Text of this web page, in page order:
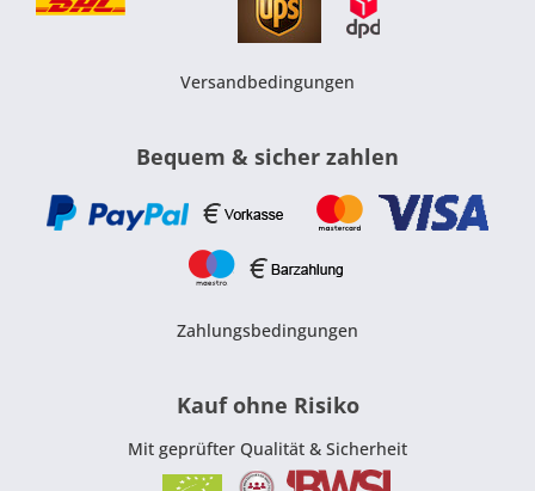
Versandbedingungen
Bequem & sicher zahlen
Zahlungsbedingungen
Kauf ohne Risiko
Mit geprüfter Qualität & Sicherheit